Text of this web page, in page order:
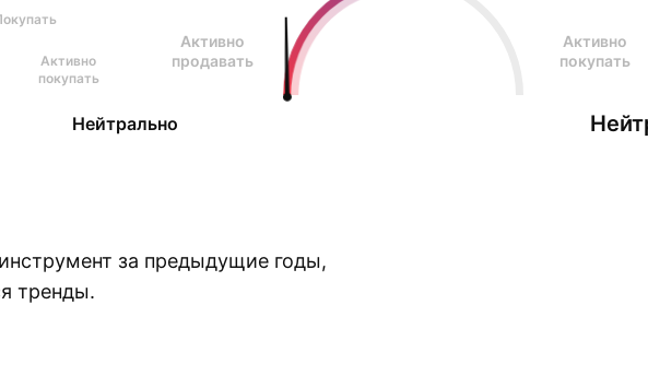
Активно
покупать
Нейтрально
Активно
продавать
Активно
покупать
за предыдущие годы,
тренды.